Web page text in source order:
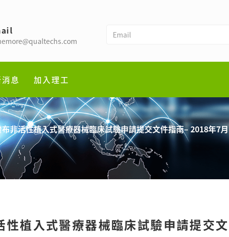
息 加入理工
非活性植入式醫療器械臨床試驗申請提交文件指南– 2018年7月
性植入式醫療器械臨床試驗申請提交文